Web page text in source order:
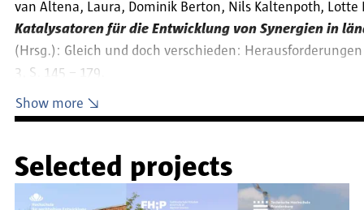
https://lottenhof.stadtteilnetzwerk.de/category/blog/
Initiierung und Begleitung der bürgerschaftlichen
VI. Akteurskonferenz im Stadtentwicklungsprozess
van Altena, Laura, Dominik Berton, Nils Kaltenpoth,
Katalysatoren für die Entwicklung von Synergien in
(Hrsg.): Gleich und doch verschieden:
3, S. 145 – 179.
van Altena, Laura (2020):
https://schlaatz.de/wp-content/uploads/2024/04/2021-
Show more
Selected projects